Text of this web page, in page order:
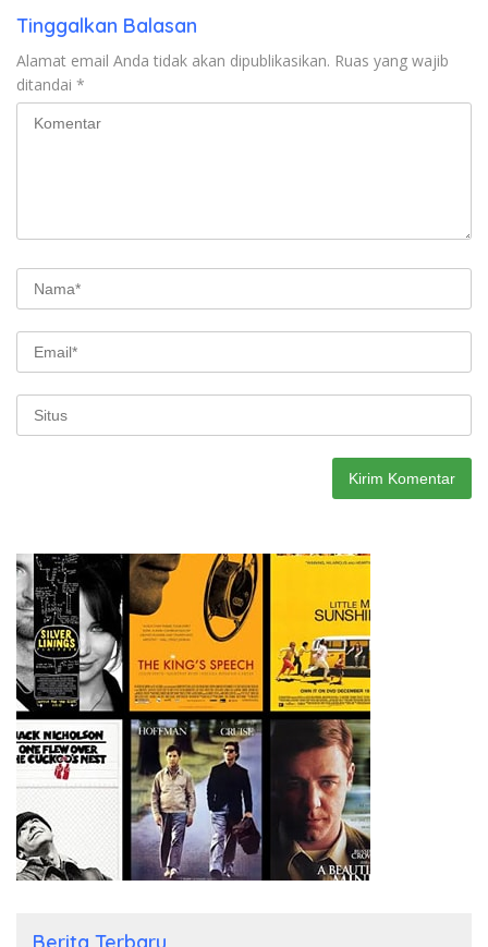
Tinggalkan Balasan
Alamat email Anda tidak akan dipublikasikan. Ruas yang wajib
ditandai *